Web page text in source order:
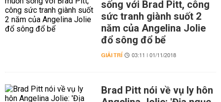
sống với Brad Pitt, công
sức tranh giành suốt 2
năm của Angelina Jolie
đổ sông đổ bể
GIẢI TRÍ 03:11 | 01/11/2018
Brad Pitt nói về vụ ly hôn